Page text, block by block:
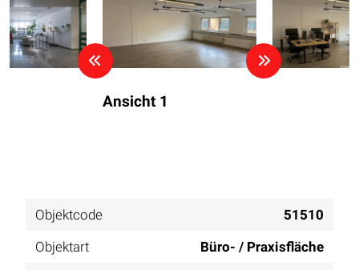
Ansicht 1
Objektcode
51510
Objektart
Büro- / Praxisfläche